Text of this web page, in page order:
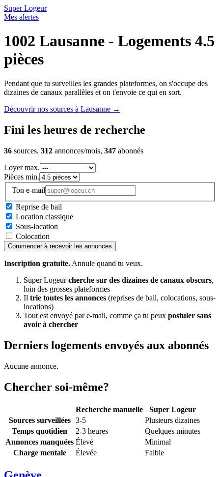
Super Logeur
Mes alertes
1002 Lausanne - Logements 4.5
pièces
Pendant que tu surveilles les grandes plateformes, on s'occupe des
dizaines de canaux parallèles et on t'envoie ce qui en sort.
Découvrir nos sources à Lausanne →
Fini les heures de recherche
36 sources, 312 annonces/mois, 347 abonnés
Loyer max.
Pièces min.
Ton e-mail
Reprise de bail
Location classique
Sous-location
Colocation
Commencer à recevoir les annonces
Inscription gratuite. Annule quand tu veux.
Super Logeurcherche sur des dizaines de canaux obscurs,
loin des grosses plateformes
Il trie toutes les annonces (reprises de bail, colocations, sous-
locations)
Tout est envoyé par e-mail, comme ça tu peux postuler sans
avoir à chercher
Derniers logements envoyés aux abonnés
Aucune annonce.
Chercher soi-même?
Recherche manuelle
Super Logeur
Sources surveillées
3-5
Plusieurs dizaines
Temps quotidien
2-3 heures
Quelques minutes
Annonces manquées Élevé
Minimal
Charge mentale
Élevée Faible